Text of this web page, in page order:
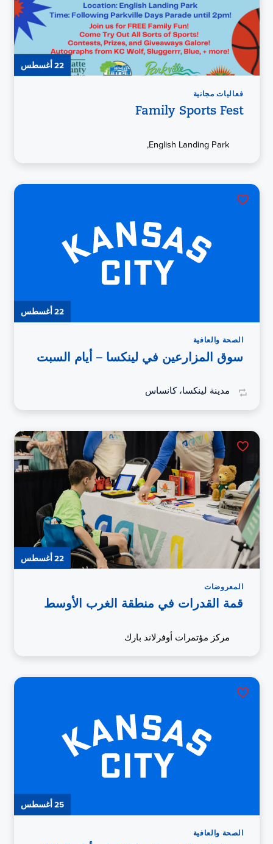
22 أغسطس
فعاليات مجانية
Family Sports Fest
English Landing Park,
22 أغسطس
الصحة والعافية
سوق المزارعين في لينكسا – أيام السبت
مدينة لينكسا، كانساس
22 أغسطس
المعروضات
قمة القدرات في منطقة الغرب الأوسط
مركز مؤتمرات أوفرلاند بارك
25 أغسطس
الصحة والعافية